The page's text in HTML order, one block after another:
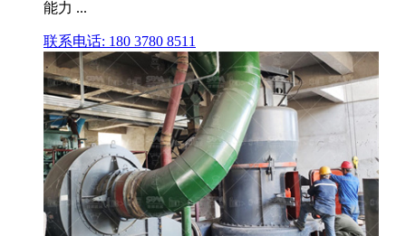
能力 ...
联系电话: 180 3780 8511